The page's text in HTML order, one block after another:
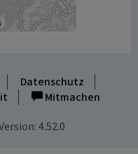
Datenschutz
Mitmachen
4.52.0